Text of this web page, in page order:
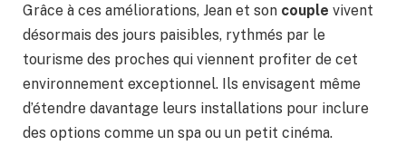
Grâce à ces améliorations, Jean et son couple vivent
désormais des jours paisibles, rythmés par le
tourisme des proches qui viennent profiter de cet
environnement exceptionnel. Ils envisagent même
d’étendre davantage leurs installations pour inclure
des options comme un spa ou un petit cinéma.